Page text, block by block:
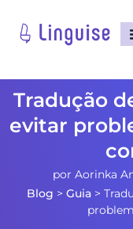
Tradução
evitar
por Aorinka
Blog > Guia>